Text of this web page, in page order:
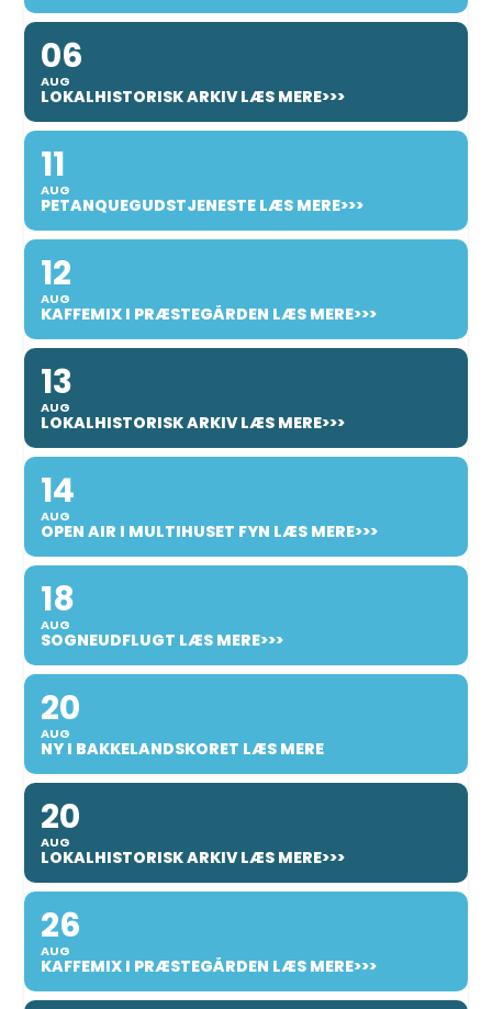
06
AUG
LOKALHISTORISK ARKIV LÆS MERE>>>
11
AUG
PETANQUEGUDSTJENESTE LÆS MERE>>>
12
AUG
KAFFEMIX I PRÆSTEGÅRDEN LÆS MERE>>>
13
AUG
LOKALHISTORISK ARKIV LÆS MERE>>>
14
AUG
OPEN AIR I MULTIHUSET FYN LÆS MERE>>>
18
AUG
SOGNEUDFLUGT LÆS MERE>>>
20
AUG
NY I BAKKELANDSKORET LÆS MERE
20
AUG
LOKALHISTORISK ARKIV LÆS MERE>>>
26
AUG
KAFFEMIX I PRÆSTEGÅRDEN LÆS MERE>>>